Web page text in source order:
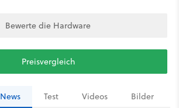
Bewerte die Hardware
Preisvergleich
News Test Videos Bilder